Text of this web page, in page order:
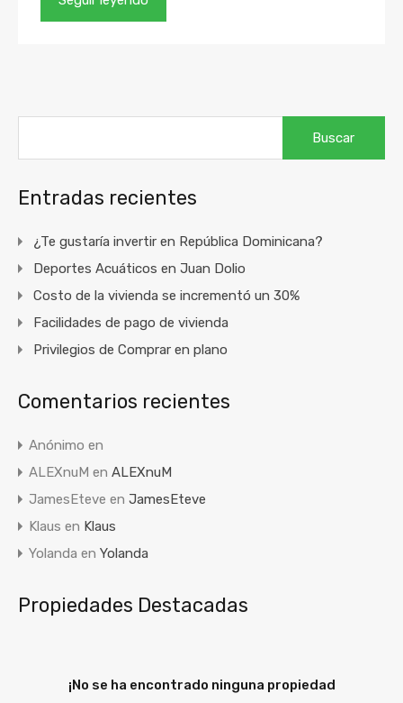
Entradas recientes
¿Te gustaría invertir en República Dominicana?
Deportes Acuáticos en Juan Dolio
Costo de la vivienda se incrementó un 30%
Facilidades de pago de vivienda
Privilegios de Comprar en plano
Comentarios recientes
Anónimo en
ALEXnuM en ALEXnuM
JamesEteve en JamesEteve
Klaus en Klaus
Yolanda en Yolanda
Propiedades Destacadas
¡No se ha encontrado ninguna propiedad